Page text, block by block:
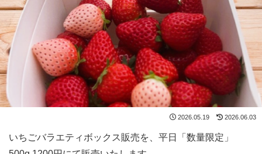
2026.05.19 2026.06.03
いちごバラエティボックス販売を、平日「数量限定」